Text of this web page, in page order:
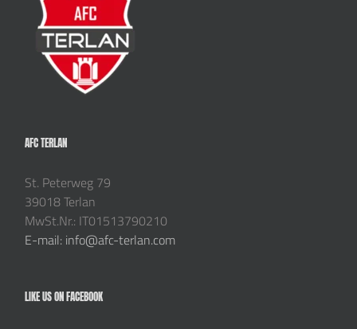
AFC TERLAN
St. Peterweg 79
39018 Terlan
MwSt.Nr.: IT01513790210
E-mail: info@afc-terlan.com
LIKE US ON FACEBOOK